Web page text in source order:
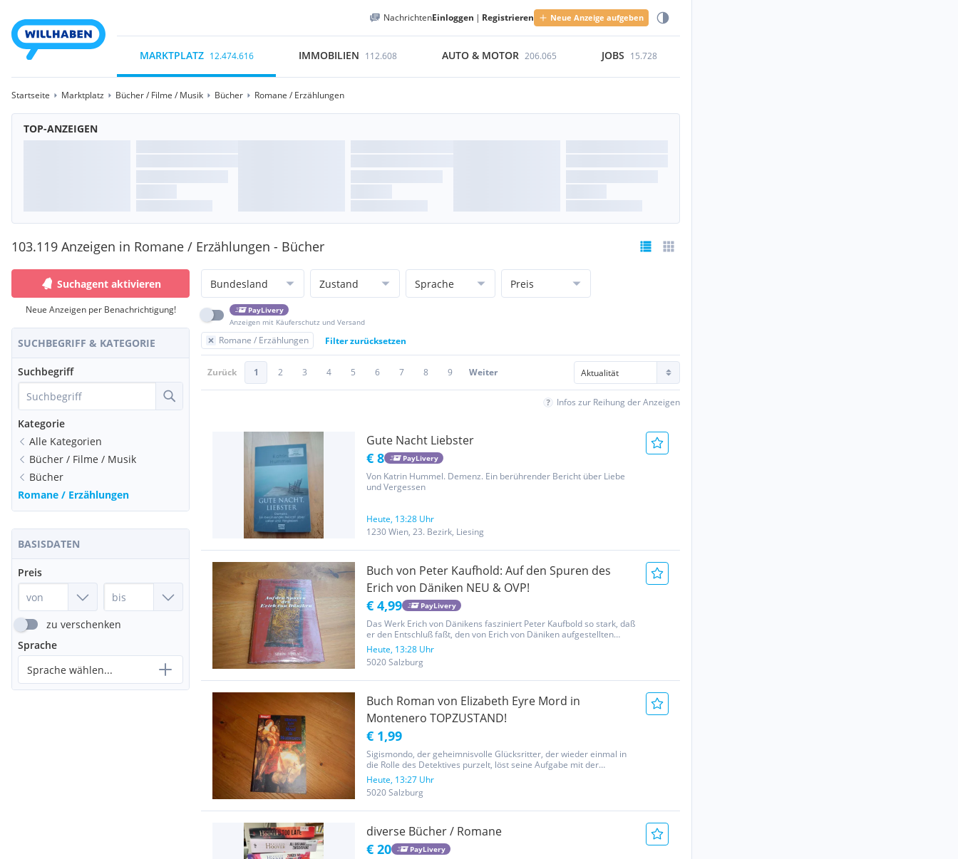
NachrichtenEinloggen | Registrieren Neue Anzeige aufgeben
MARKTPLATZ 12.474.616 IMMOBILIEN 112.608 AUTO & MOTOR 206.065 JOBS 15.728
Startseite Marktplatz Bücher / Filme / Musik Bücher Romane / Erzählungen
TOP-ANZEIGEN
103.119 Anzeigen in Romane / Erzählungen - Bücher
Suchagent aktivieren
Neue Anzeigen per Benachrichtigung!
SUCHBEGRIFF & KATEGORIE
Suchbegriff
Kategorie
Alle Kategorien
Bücher / Filme / Musik
Bücher
Romane / Erzählungen
BASISDATEN
Preis
zu verschenken
Sprache
Sprache wählen...
Bundesland Zustand Sprache Preis
PayLivery
Anzeigen mit Käuferschutz und Versand
Romane / Erzählungen Filter zurücksetzen
Zurück 1 2 3 4 5 6 7 8 9 Weiter
Infos zur Reihung der Anzeigen
Gute Nacht Liebster
€ 8 PayLivery
Von Katrin Hummel. Demenz. Ein berührender Bericht über Liebe
und Vergessen
Heute, 13:28 Uhr
1230 Wien, 23. Bezirk, Liesing
Buch von Peter Kaufhold: Auf den Spuren des
Erich von Däniken NEU & OVP!
€ 4,99 PayLivery
Das Werk Erich von Dänikens fasziniert Peter Kaufbold so stark, daß
er den Entschluß faßt, den von Erich von Däniken aufgestellten
Theorien nachzugehen. Peter Kaufbold sieht sich veranlaßt, seine
Mitmenschen in diesem Buch darüber aufzuklären, was Erich...
Heute, 13:28 Uhr
5020 Salzburg
Buch Roman von Elizabeth Eyre Mord in
Montenero TOPZUSTAND!
€ 1,99
Sigismondo, der geheimnisvolle Glücksritter, der wieder einmal in
die Rolle des Detektives purzelt, löst seine Aufgabe mit der
Unnachgiebigkeit eines Eisbrechers. Schwer für den Leser zu
erraten, wer nun sich mit wem gegen wen verschworen hat - für...
Heute, 13:27 Uhr
5020 Salzburg
diverse Bücher / Romane
€ 20 PayLivery